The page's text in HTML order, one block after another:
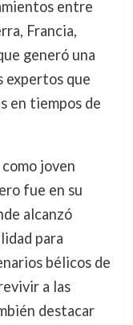
entre
Francia,
generó una
expertos que
en tiempos de
joven
fue en su
alcanzó
para
bélicos de
a las
destacar